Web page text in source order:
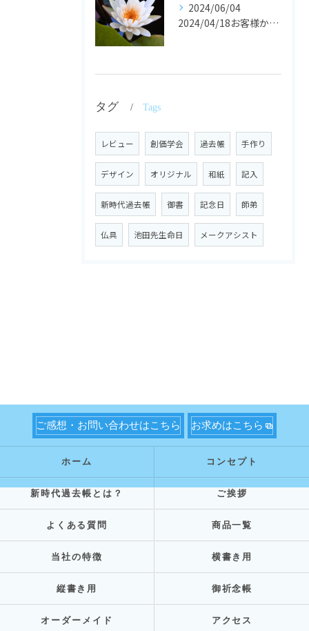
2024/06/04
2024/04/18お客様からの声
タグ Tags
レビュー 創価学会 過去帳 手作り
デザイン オリジナル 和紙 記入
新時代過去帳 御書 記念日 師弟
仏具 池田先生命日 メークアシスト
ご感想・お問い合わせはこちら お求めはこちら
ホーム コンセプト
新時代過去帳とは？ ご挨拶
よくある質問 商品一覧
当社の特徴 横書き用
縦書き用 御祈念帳
オーダーメイド アクセス